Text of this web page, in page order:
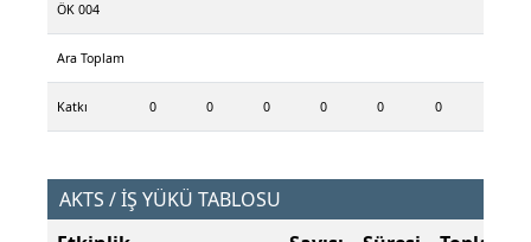
ÖK 004
Ara Toplam
Katkı 0 0 0 0 0 0
AKTS / İŞ YÜKÜ TABLOSU